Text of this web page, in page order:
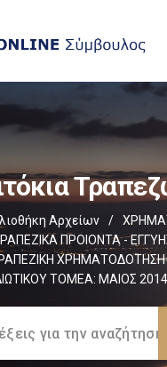
Αρχείων /
ΠΡΟΙΟΝΤΑ -
ΧΡΗΜΑΤΟΔΟΤΗΣΗ
ΤΟΜΕΑ: ΜΑΙΟΣ 2014